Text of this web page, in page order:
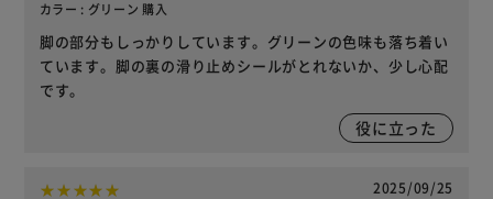
カラー : グリーン 購入
脚の部分もしっかりしています。グリーンの色味も落ち着い
ています。脚の裏の滑り止めシールがとれないか、少し心配
です。
役に立った
2025/09/25